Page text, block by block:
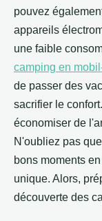
pouvez
appareils
une faible
camping en
de passer des
sacrifier le
économiser de
N'oubliez pas
bons moments
unique. Alors,
découverte des